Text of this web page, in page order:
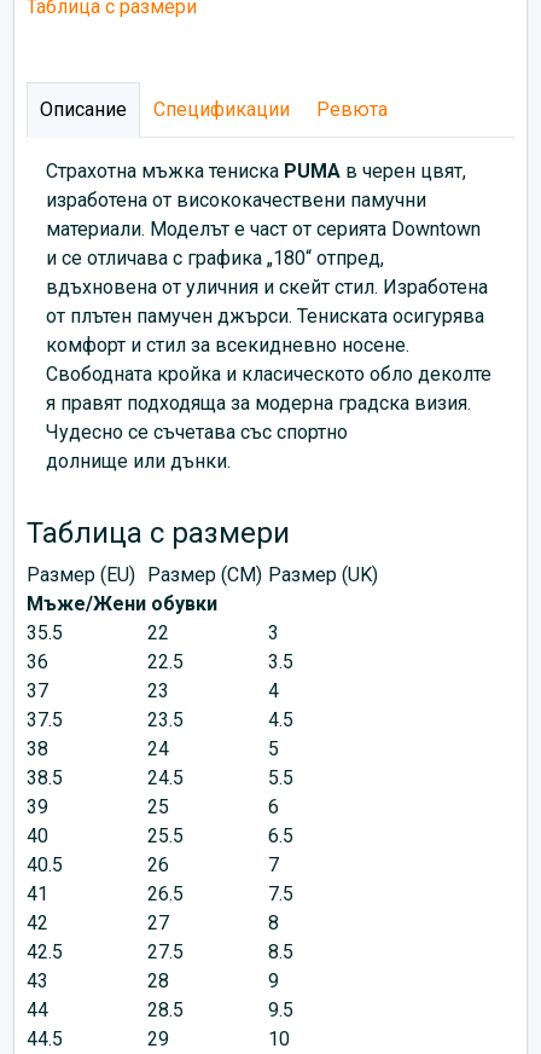
Таблица с размери
Описание Спецификации Ревюта
Страхотна мъжка тениска PUMA в черен цвят,
изработена от висококачествени памучни
материали. Моделът е част от серията Downtown
и се отличава с графика „180“ отпред,
вдъхновена от уличния и скейт стил. Изработена
от плътен памучен джърси. Тениската осигурява
комфорт и стил за всекидневно носене.
Свободната кройка и класическото обло деколте
я правят подходяща за модерна градска визия.
Чудесно се съчетава със спортно
долнище или дънки.
Таблица с размери
Размер (EU) Размер (CM) Размер (UK)
Мъже/Жени обувки
35.5
22
3
36
22.5
3.5
37
23
4
37.5
23.5
4.5
38
24
5
38.5
24.5
5.5
39
25
6
40
25.5
6.5
40.5
26
7
41
26.5
7.5
42
27
8
42.5
27.5
8.5
43
28
9
44
28.5
9.5
44.5
29
10